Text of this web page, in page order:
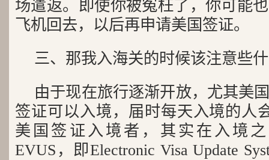
场遣返。即使你被冤枉了，你可能
飞机回去，以后再申请美国签证。
三、那我入海关的时候该注意些
由于现在旅行逐渐开放，尤其美
签证可以入境，届时每天入境的人
美国签证入境者，其实在入境
EVUS，即Electronic Visa Update